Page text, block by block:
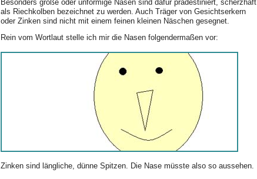
Besonders große oder unförmige Nasen sind dafür prädestiniert, scherzhaft
als Riechkolben bezeichnet zu werden. Auch Träger von Gesichtserkern
oder Zinken sind nicht mit einem feinen kleinen Näschen gesegnet.
Rein vom Wortlaut stelle ich mir die Nasen folgendermaßen vor:
Zinken sind längliche, dünne Spitzen. Die Nase müsste also so aussehen.